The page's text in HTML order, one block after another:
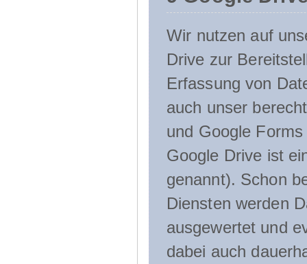
Wir nutzen auf
Drive zur
Erfassung von
auch unser
und Google
Google Drive ist
genannt). Schon
Diensten werden
ausgewertet und
dabei auch